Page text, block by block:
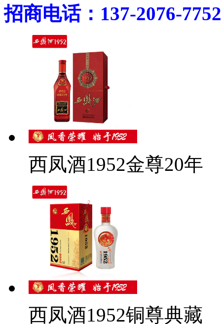
招商电话：137-2076-7752
西凤酒1952金尊20年
西凤酒1952铜尊典藏